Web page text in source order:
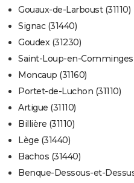
Gouaux-de-Larboust (31110)
Signac (31440)
Goudex (31230)
Saint-Loup-en-Comminges
Moncaup (31160)
Portet-de-Luchon (31110)
Artigue (31110)
Billière (31110)
Lège (31440)
Bachos (31440)
Benque-Dessous-et-Dessus